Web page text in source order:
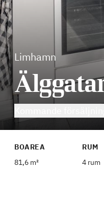
Limhamn
BOAREA
81,6 m²
RUM
4 rum